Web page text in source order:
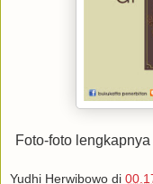
Foto-foto
Yudhi Herwibowo di